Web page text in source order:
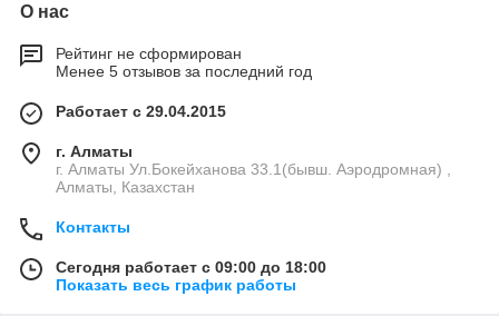
О нас
Рейтинг не сформирован
Менее 5 отзывов за последний год
Работает с 29.04.2015
г. Алматы
г. Алматы Ул.Бокейханова 33.1(бывш. Аэродромная) ,
Алматы, Казахстан
Контакты
Сегодня работает с 09:00 до 18:00
Показать весь график работы